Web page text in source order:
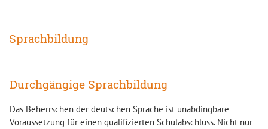
Sprachbildung
Durchgängige Sprachbildung
Das Beherrschen der deutschen Sprache ist unabdingbare
Voraussetzung für einen qualifizierten Schulabschluss. Nicht nur